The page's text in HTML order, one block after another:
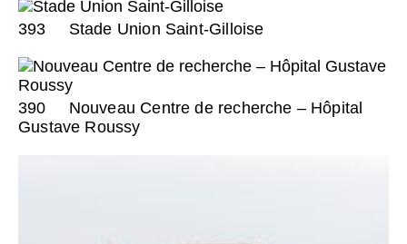
393 Stade Union Saint-Gilloise
390
Nouveau Centre de recherche – Hôpital
Gustave Roussy